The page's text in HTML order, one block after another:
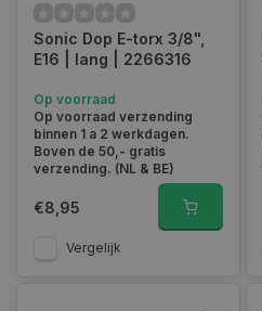
Sonic Dop E-torx 3/8",
E16 | lang | 2266316
Op voorraad
Op voorraad verzending
binnen 1 a 2 werkdagen.
Boven de 50,- gratis
verzending. (NL & BE)
€8,95
Vergelijk